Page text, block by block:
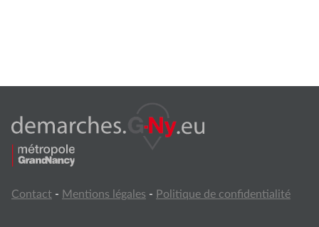
Contact - Mentions légales - Politique de confidentialité